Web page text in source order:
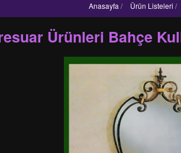
Anasayfa / Ürün Listeleri /
Ürünleri Bahçe